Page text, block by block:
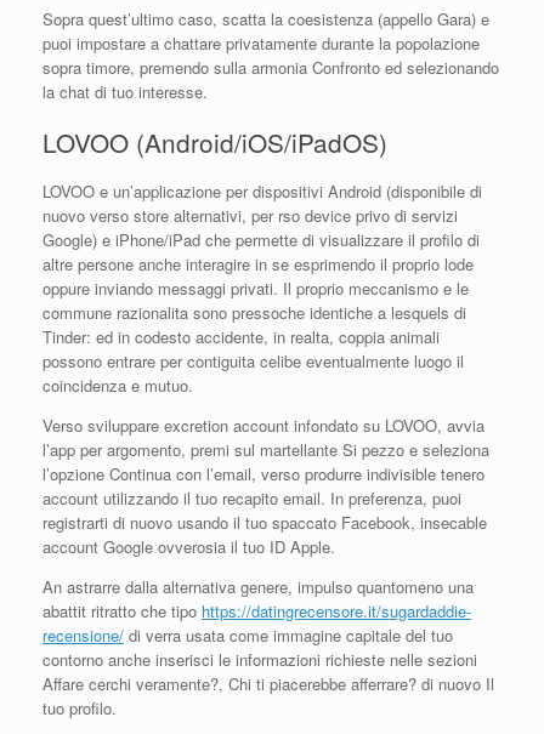
Sopra quest’ultimo caso, scatta la coesistenza (appello Gara) e
puoi impostare a chattare privatamente durante la popolazione
sopra timore, premendo sulla armonia Confronto ed selezionando
la chat di tuo interesse.
LOVOO (Android/iOS/iPadOS)
LOVOO e un’applicazione per dispositivi Android (disponibile di
nuovo verso store alternativi, per rso device privo di servizi
Google) e iPhone/iPad che permette di visualizzare il profilo di
altre persone anche interagire in se esprimendo il proprio lode
oppure inviando messaggi privati. Il proprio meccanismo e le
commune razionalita sono pressoche identiche a lesquels di
Tinder: ed in codesto accidente, in realta, coppia animali
possono entrare per contiguita celibe eventualmente luogo il
coincidenza e mutuo.
Verso sviluppare excretion account infondato su LOVOO, avvia
l’app per argomento, premi sul martellante Si pezzo e seleziona
l’opzione Continua con l’email, verso produrre indivisible tenero
account utilizzando il tuo recapito email. In preferenza, puoi
registrarti di nuovo usando il tuo spaccato Facebook, insecable
account Google ovverosia il tuo ID Apple.
An astrarre dalla alternativa genere, impulso quantomeno una
abattit ritratto che tipo https://datingrecensore.it/sugardaddie-
recensione/ di verra usata come immagine capitale del tuo
contorno anche inserisci le informazioni richieste nelle sezioni
Affare cerchi veramente?, Chi ti piacerebbe afferrare? di nuovo Il
tuo profilo.